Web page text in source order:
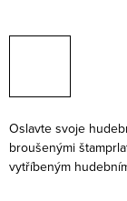
Oslavte svoje
broušenými
vytříbeným